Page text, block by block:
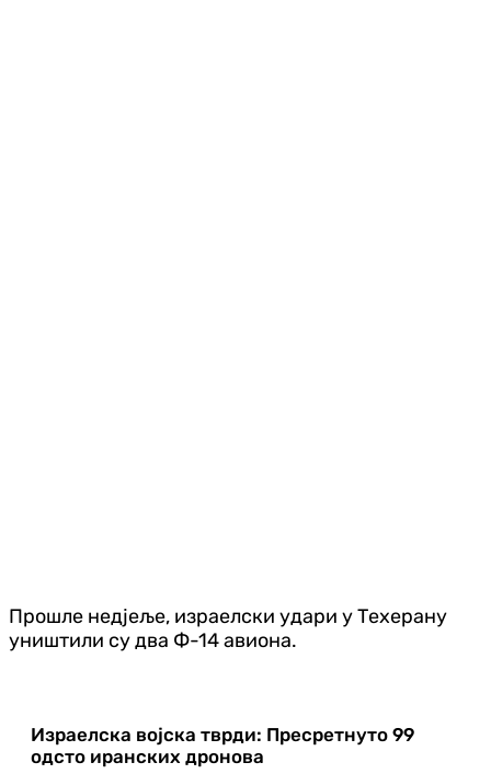
Прошле недјеље, израелски удари у Техерану
уништили су два Ф-14 авиона.
Израелска војска тврди: Пресретнуто 99
одсто иранских дронова